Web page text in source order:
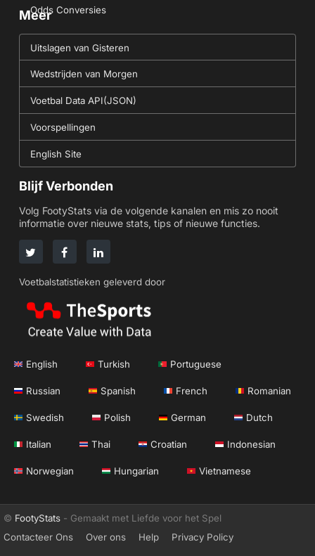
Odds Conversies
Meer
Uitslagen van Gisteren
Wedstrijden van Morgen
Voetbal Data API(JSON)
Voorspellingen
English Site
Blijf Verbonden
Volg FootyStats via de volgende kanalen en mis zo nooit
informatie over nieuwe stats, tips of nieuwe functies.
Voetbalstatistieken geleverd door
English Turkish Portuguese
Russian Spanish French Romanian
Swedish Polish German Dutch
Italian Thai Croatian Indonesian
Norwegian Hungarian Vietnamese
© FootyStats - Gemaakt met Liefde voor het Spel
Contacteer Ons
Over ons Help Privacy Policy